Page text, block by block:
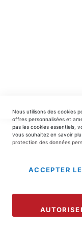
Horaires SAV :
du Lundi au Jeudi
Vendredi : 9h30 -
01.40.54.06.91
Copyright ©
Nous utilisons des cookies
offres personnalisées et
pas les cookies essentiels,
vous souhaitez en savoir
protection des données
ACCEPTER